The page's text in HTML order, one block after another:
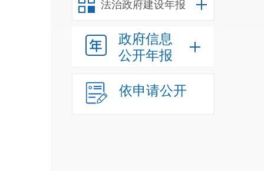
法治政府建设年报
政府信息
公开年报
依申请公开